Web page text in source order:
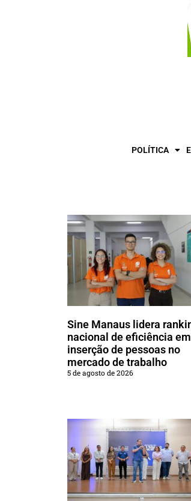
POLÍTICA
Sine Manaus lidera
nacional de eficiência em
inserção de pessoas no
mercado de trabalho
5 de agosto de 2026